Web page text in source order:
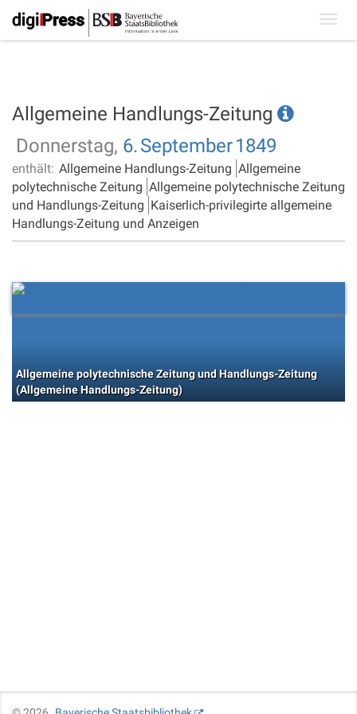
Allgemeine Handlungs-Zeitung
Donnerstag, 6.September1849
enthält: Allgemeine Handlungs-Zeitung Allgemeine
polytechnische Zeitung Allgemeine polytechnische Zeitung
und Handlungs-Zeitung Kaiserlich-privilegirte allgemeine
Handlungs-Zeitung und Anzeigen
Allgemeine polytechnische Zeitung und Handlungs-Zeitung
(Allgemeine Handlungs-Zeitung)